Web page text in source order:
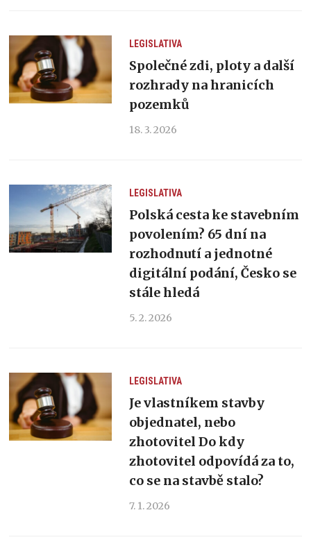
LEGISLATIVA
Společné zdi, ploty a další
rozhrady na hranicích
pozemků
18. 3. 2026
LEGISLATIVA
Polská cesta ke stavebním
povolením? 65 dní na
rozhodnutí a jednotné
digitální podání, Česko se
stále hledá
5. 2. 2026
LEGISLATIVA
Je vlastníkem stavby
objednatel, nebo
zhotovitel Do kdy
zhotovitel odpovídá za to,
co se na stavbě stalo?
7. 1. 2026